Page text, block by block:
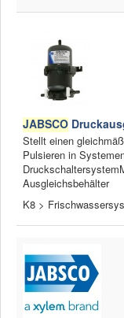
Kataloge
Händler
MyLindemann
Jobs
JABSCO
Stellt einen
Pulsieren in
Ausgleichsbehälter
K8 >